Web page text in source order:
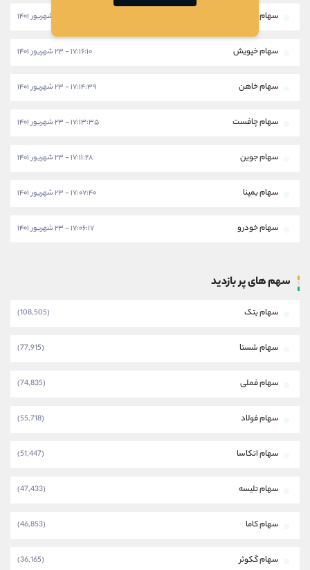
سهام ثبهساز
سهام خپویش ۱۷:۱۶:۱۰ - ۲۳ شهریور ۱۴۰۱
سهام خاهن ۱۷:۱۴:۳۹ - ۲۳ شهریور ۱۴۰۱
سهام چافست ۱۷:۱۳:۳۵ - ۲۳ شهریور ۱۴۰۱
سهام جوین ۱۷:۱۱:۲۸ - ۲۳ شهریور ۱۴۰۱
سهام بمپنا ۱۷:۰۷:۴۰ - ۲۳ شهریور ۱۴۰۱
سهام خودرو ۱۷:۰۶:۱۷ - ۲۳ شهریور ۱۴۰۱
سهم های پر بازدید
سهام بتک (108,505)
سهام شستا (77,915)
سهام فملی (74,835)
سهام فولاد (55,718)
سهام اتکاسا (51,447)
سهام تلیسه (47,433)
سهام کاما (46,853)
سهام گکوثر (36,165)